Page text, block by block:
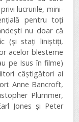
lucrurile, mini-
pentru toți
nu doar că
(și stați liniștiți,
acelor blesteme
pe Isus în filme)
câștigători ai
Anne Bancroft,
Plummer,
Jones și Peter